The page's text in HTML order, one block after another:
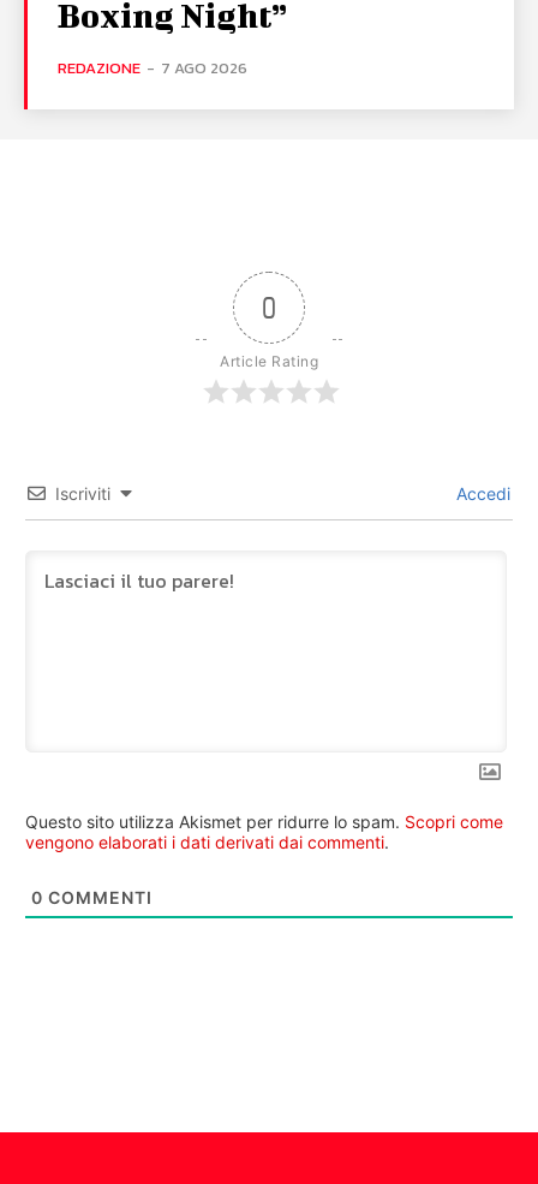
Boxing Night”
REDAZIONE - 7 AGO 2026
0
Article Rating
Iscriviti Accedi
Questo sito utilizza Akismet per ridurre lo spam. Scopri come
vengono elaborati i dati derivati dai commenti.
0 COMMENTI